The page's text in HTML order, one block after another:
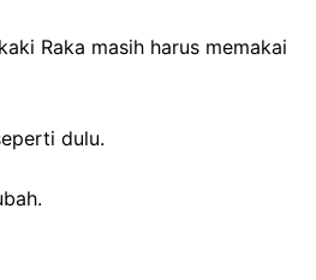
Raka masih harus memakai
dulu.